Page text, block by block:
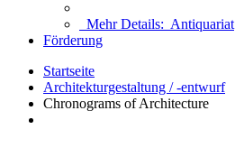
Mehr Details: Antiquariat
Förderung
Startseite
Architekturgestaltung / -entwurf
Chronograms of Architecture